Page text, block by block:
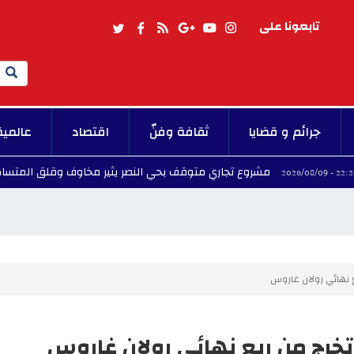
تابعونا على
Search
جرائم و قضايا ثقافة وفنّ اقتصاد
مشروع تجاري متوقف بحي النصر يثير مخاوف وقلق المتساكنين 09